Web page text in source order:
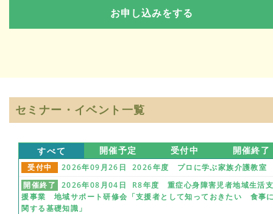
セミナー・イベント一覧
すべて 開催予定 受付中 開催終了
受付中
2026年09月26日 2026年度 プロに学ぶ家族介護教室
開催終了
2026年08月04日 R8年度 重症心身障害児者地域生活
援事業 地域サポート研修会「支援者として知っておきたい 食事
関する基礎知識」